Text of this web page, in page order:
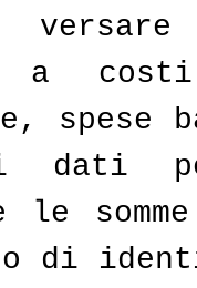
a
spese
le
di